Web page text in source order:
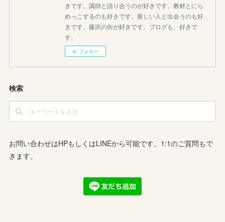
きです。講師と語り合うのが好きです。教材とにら
めっこするのも好きです。新しい人と出会うのも好
きです。藤沢の街が好きです。ブログも、好きで
す。
フォロー
検索
お問い合わせはHPもしくはLINEから可能です。1:1のご質問もで
きます。